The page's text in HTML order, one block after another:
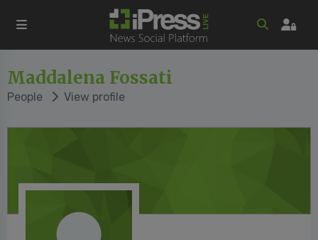
Maddalena Fossati
People View profile